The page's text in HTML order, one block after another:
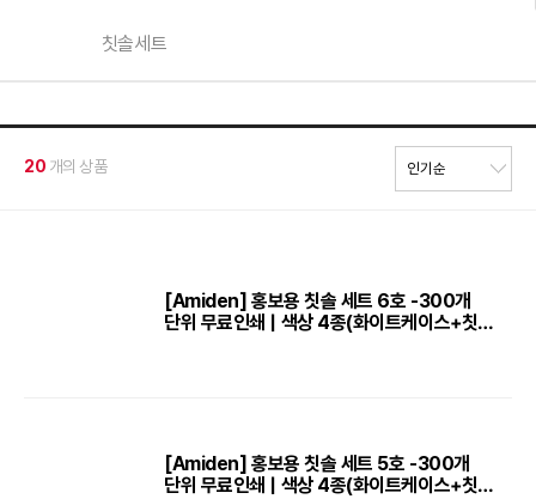
칫솔세트
20 개의 상품
[Amiden] 홍보용 칫솔 세트 6호 -300개
단위 무료인쇄 | 색상 4종(화이트케이스+칫솔
[Amiden] 홍보용 칫솔 세트 5호 -300개
단위 무료인쇄 | 색상 4종(화이트케이스+칫솔